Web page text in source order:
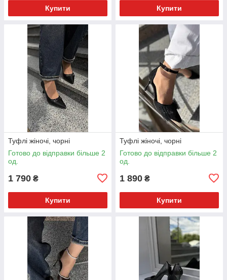
Купити Купити
Туфлі жіночі, чорні
Готово до відправки більше 2
од.
1 790 ₴
Купити
Туфлі жіночі, чорні
Готово до відправки більше 2
од.
1 890 ₴
Купити